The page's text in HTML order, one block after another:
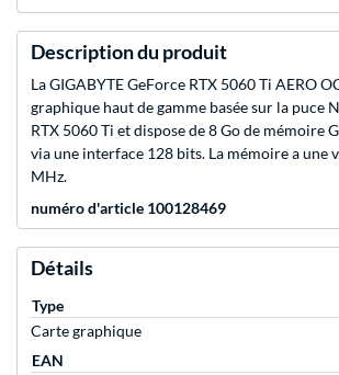
Description du produit
La GIGABYTE GeForce RTX 5060 Ti AERO
graphique haut de gamme basée sur la puce
RTX 5060 Ti et dispose de 8 Go de mémoire
via une interface 128 bits. La mémoire a une
MHz.
numéro d'article 100128469
Détails
Type
Carte graphique
EAN